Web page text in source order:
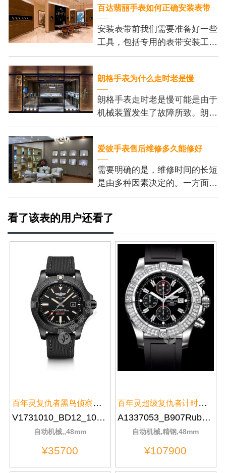
百达翡丽手表如何正确安装表带
安装表带前我们需要准备好一些
工具，包括专用的表带安装工
具、刻度尺和细尖钳。这些工具
带，并保证我们的操作
朗格手表为什么走时老是慢
朗格手表走时老是慢可能是由于
机械装置发生了故障所致。朗格
手表的机芯内部有许多精密的齿
证手表准确走时的基
爱彼手表售后维修多久能修好
需要明确的是，维修时间的长短
是由多种因素决定的。一方面，
维修的复杂程度是个重要的考虑
池或调整表带长度，
看了该表的用户还看了
百年灵复仇者黑鸟侦察机V1731010/...
V1731010_BD12_100W_M20BASA.1
自动机械,,48mm
¥35700
百年灵超级复仇者计时腕表系列A13...
A1337053_B907Rubber1
自动机械,精钢,48mm
¥107900